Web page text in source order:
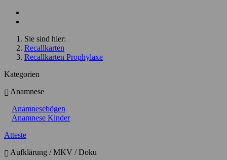
Sie sind hier:
Recallkarten
Recallkarten Prophylaxe
Kategorien
Anamnese
Anamnesebögen
Anamnese Kinder
Atteste
Aufklärung / MKV / Doku